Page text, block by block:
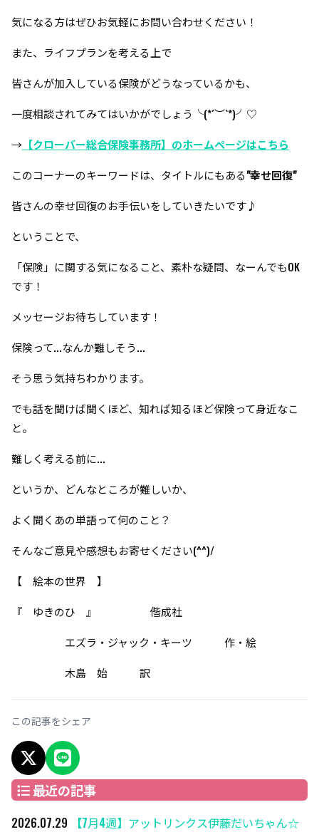
気になる方はぜひお気軽にお問い合わせください！
また、ライフプランを考える上で
皆さんが加入している保険がどうなっているかも、
一度相談されてみてはいかがでしょう╰(*´︶`*)╯♡
→ 【クローバー総合保険事務所】のホームページはこちら
このコーナーのキーワードは、タイトルにもある"幸せ回復"
皆さんの幸せ回復のお手伝いをしていきたいです♪
ということで、
「保険」に関する気になること、素朴な疑問、なーんでもOK
です！
メッセージお待ちしています！
保険って...なんか難しそう...
そう思う気持ちわかります。
でも話を聞けば聞くほど、知れば知るほど保険って身近なこ
と。
難しく考える前に...
というか、どんなところが難しいか、
よく聞くあの単語って何のこと？
そんなご意見や感想もお寄せください(^^)/
【 絵本の世界 】
『 ゆきのひ 』 偕成社
エズラ・ジャック・キーツ 作・絵
木島 始 訳
この記事をシェア
X でシェアLINEでシェア
最近の記事
2026.07.29
【7月4週】アットリンクス伊藤だいちゃん☆